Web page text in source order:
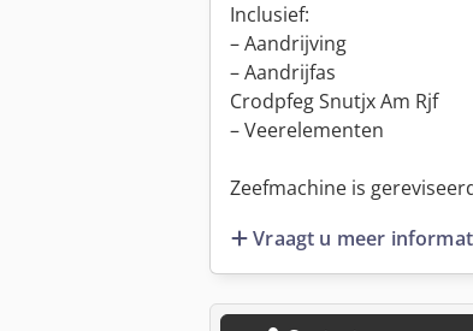
Inclusief:
– Aandrijving
– Aandrijfas
Crodpfeg Snutjx Am Rjf
– Veerelementen
Zeefmachine is
Vraagt u meer